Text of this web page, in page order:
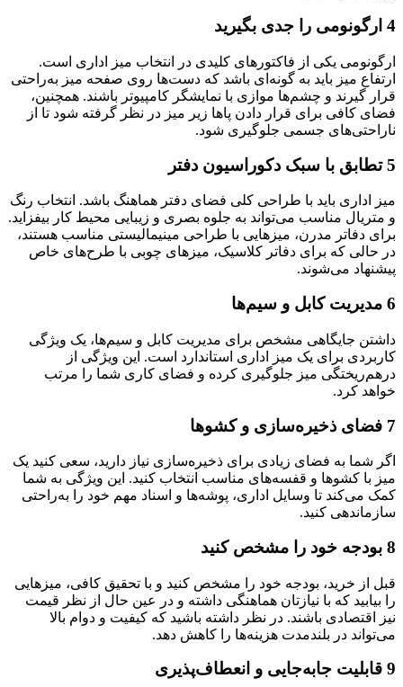
4 ارگونومی را جدی بگیرید
ارگونومی یکی از فاکتورهای کلیدی در انتخاب میز اداری است.
ارتفاع میز باید به گونه‌ای باشد که دست‌ها روی صفحه میز به‌راحتی
قرار گیرند و چشم‌ها موازی با نمایشگر کامپیوتر باشند. همچنین،
فضای کافی برای قرار دادن پاها زیر میز در نظر گرفته شود تا از
ناراحتی‌های جسمی جلوگیری شود.
5 تطابق با سبک دکوراسیون دفتر
میز اداری باید با طراحی کلی فضای دفتر هماهنگ باشد. انتخاب رنگ
و متریال مناسب می‌تواند به جلوه بصری و زیبایی محیط کار بیفزاید.
برای دفاتر مدرن، میزهایی با طراحی مینیمالیستی مناسب هستند،
در حالی که برای دفاتر کلاسیک، میزهای چوبی با طرح‌های خاص
پیشنهاد می‌شوند.
6 مدیریت کابل و سیم‌ها
داشتن جایگاهی مشخص برای مدیریت کابل و سیم‌ها، یک ویژگی
کاربردی برای یک میز اداری استاندارد است. این ویژگی از
درهم‌ریختگی میز جلوگیری کرده و فضای کاری شما را مرتب
خواهد کرد.
7 فضای ذخیره‌سازی و کشوها
اگر شما به فضای زیادی برای ذخیره‌سازی نیاز دارید، سعی کنید یک
میز با کشوها و قفسه‌های مناسب انتخاب کنید. این ویژگی به شما
کمک می‌کند تا وسایل اداری، پوشه‌ها و اسناد مهم خود را به‌راحتی
سازماندهی کنید.
8 بودجه خود را مشخص کنید
قبل از خرید، بودجه خود را مشخص کنید و با تحقیق کافی، میزهایی
را بیابید که با نیازتان هماهنگی داشته و در عین حال از نظر قیمت
نیز اقتصادی باشند. در نظر داشته باشید که کیفیت و دوام بالا
می‌تواند در بلندمدت هزینه‌ها را کاهش دهد.
9 قابلیت جابه‌جایی و انعطاف‌پذیری